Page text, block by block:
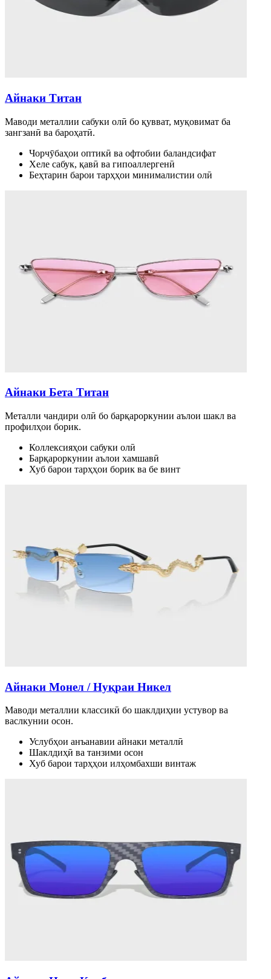
Айнаки Титан
Маводи металлии сабуки олӣ бо қувват, муқовимат ба
зангзанӣ ва бароҳатӣ.
Чорчӯбаҳои оптикӣ ва офтобии баландсифат
Хеле сабук, қавӣ ва гипоаллергенӣ
Беҳтарин барои тарҳҳои минималистии олӣ
Айнаки Бета Титан
Металли чандири олӣ бо барқароркунии аълои шакл ва
профилҳои борик.
Коллексияҳои сабуки олӣ
Барқароркунии аълои хамшавӣ
Хуб барои тарҳҳои борик ва бе винт
Айнаки Монел / Нуқраи Никел
Маводи металлии классикӣ бо шаклдиҳии устувор ва
васлкунии осон.
Услубҳои анъанавии айнаки металлӣ
Шаклдиҳӣ ва танзими осон
Хуб барои тарҳҳои илҳомбахши винтаж